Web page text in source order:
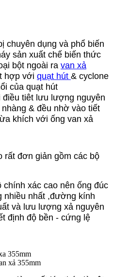
chuyên dụng và phổ biến
sản xuất chế biến thức
bột ngoài ra van xả
hợp với quạt hút & cyclone
của quạt hút
điều tiêt lưu lượng nguyên
& đều nhờ vào tiết
khích với ống van xả
rất đơn giản gồm các bộ
xác cao nên ống đúc
nhiều nhất ,đường kính
và lưu lượng xả nguyên
định độ bền - cứng lệ
xả 355mm